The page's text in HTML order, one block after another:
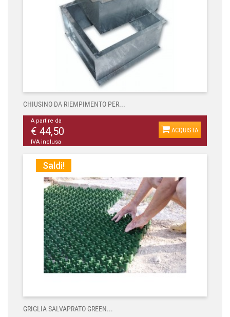
CHIUSINO DA RIEMPIMENTO PER...
A partire da
€ 44,50
IVA inclusa
ACQUISTA
Saldi!
GRIGLIA SALVAPRATO GREEN...